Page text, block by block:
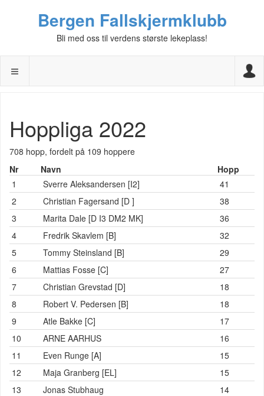
Bergen Fallskjermklubb
Bli med oss til verdens største lekeplass!
Remember Me
Forgot Login?
Sign up
Hoppliga 2022
708 hopp, fordelt på 109 hoppere
Nr
Navn
Hopp
1
Sverre Aleksandersen [I2]
41
2
Christian Fagersand [D ]
38
3
Marita Dale [D I3 DM2 MK]
36
4
Fredrik Skavlem [B]
32
5
Tommy Steinsland [B]
29
6
Mattias Fosse [C]
27
7
Christian Grevstad [D]
18
8
Robert V. Pedersen [B]
18
9
Atle Bakke [C]
17
10
ARNE AARHUS
16
11
Even Runge [A]
15
12
Maja Granberg [EL]
15
13
Jonas Stubhaug
14